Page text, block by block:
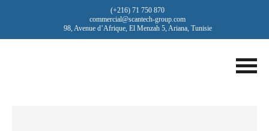
(+216) 71 750 870
commercial@scantech-group.com
98, Avenue d’Afrique, El Menzah 5, Ariana, Tunisie